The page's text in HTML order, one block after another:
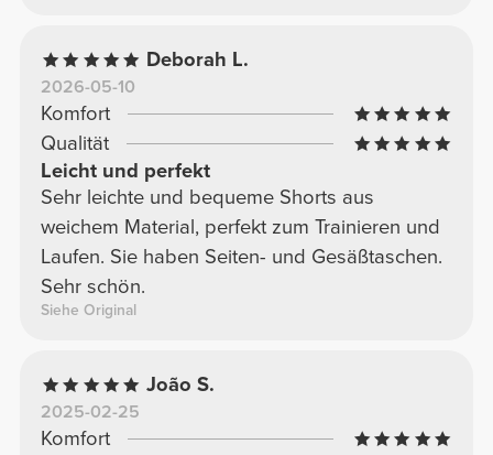
Deborah L.
2026-05-10
Komfort
Qualität
Leicht und perfekt
Sehr leichte und bequeme Shorts aus
weichem Material, perfekt zum Trainieren und
Laufen. Sie haben Seiten- und Gesäßtaschen.
Sehr schön.
Siehe Original
João S.
2025-02-25
Komfort